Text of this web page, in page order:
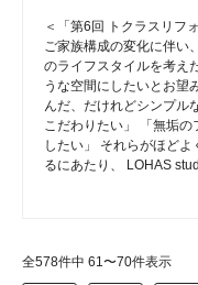
＜「第6回 トクラスリフ
ご家族構成の変化に伴い
のライフスタイルを考え
うな空間にしたいとお望
んだ、だけれどシンプル
こだわりたい」 「無垢
したい」 それらがほど
るにあたり、 LOHAS
全578件中 61〜70件表示